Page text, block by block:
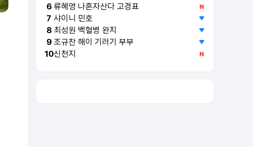
6 류혜영 나혼자산다 고경표
7 샤이니 민호
8 최성원 백혈병 완치
9 조규찬 해이 기러기 부부
10신천지